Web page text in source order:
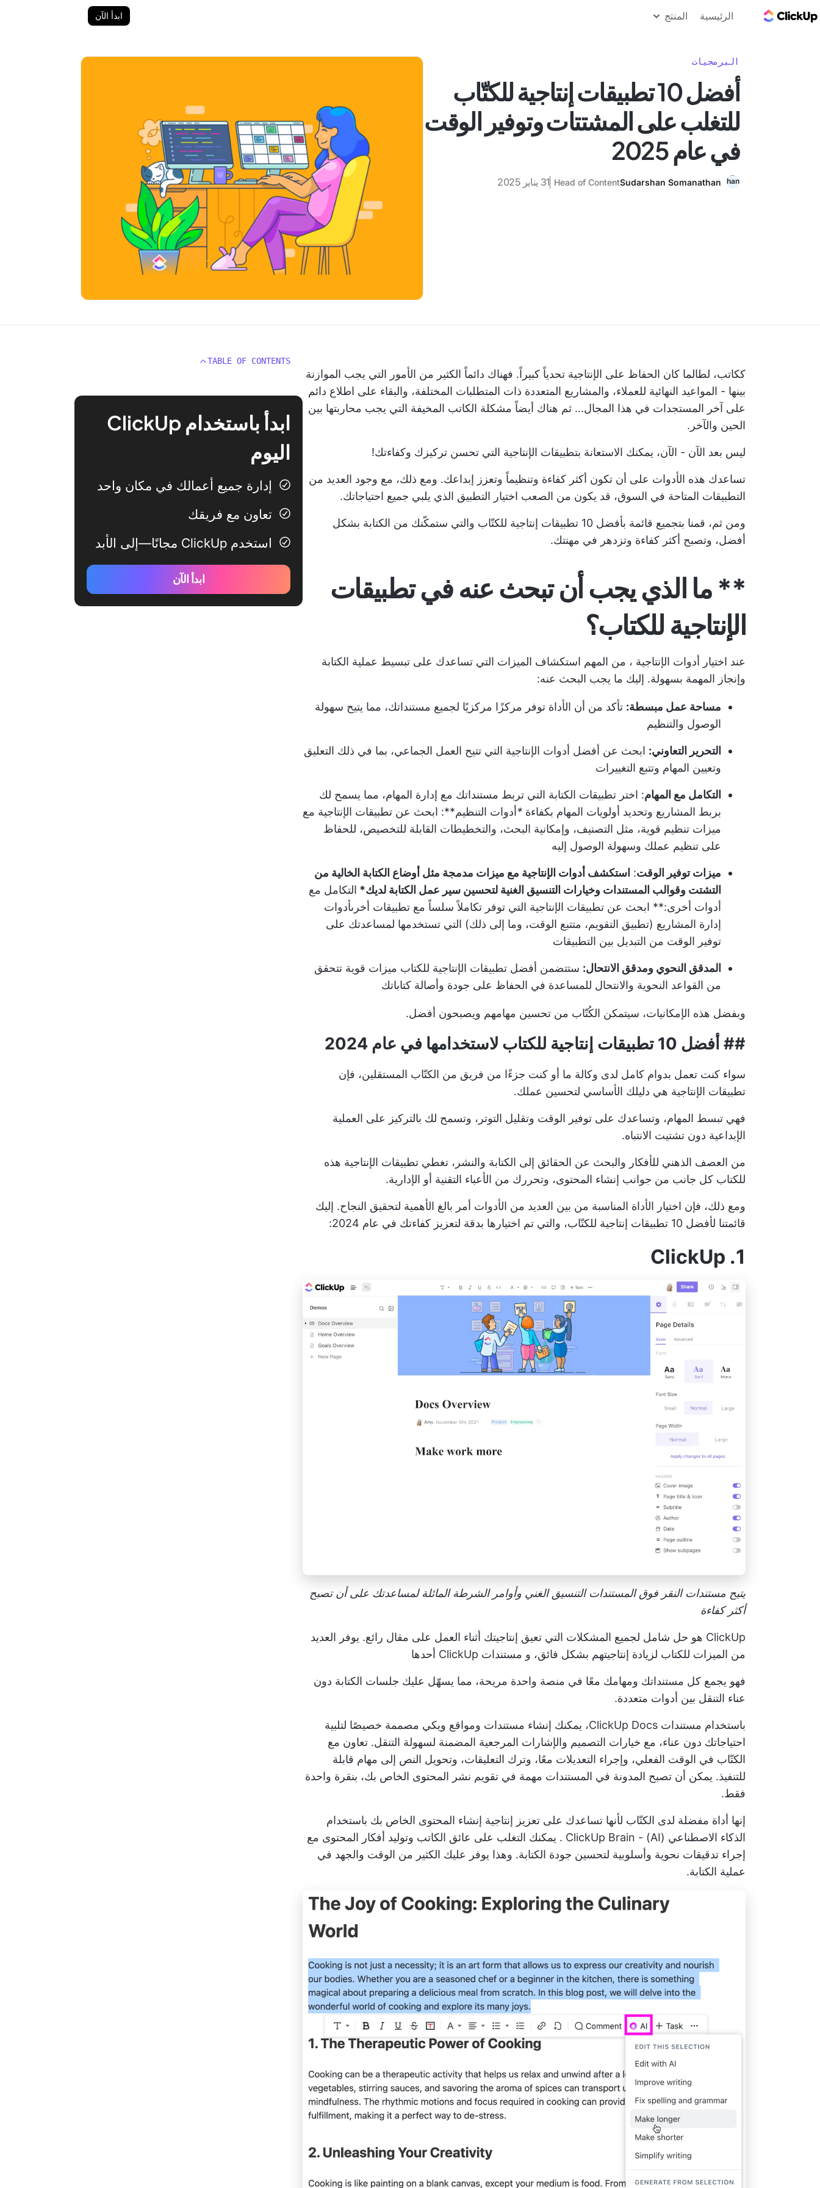
الرئيسية المنتج ابدأ الآن
البرمجيات
أفضل 10 تطبيقات إنتاجية للكتّاب
للتغلب على المشتتات وتوفير الوقت
في عام 2025
Sudarshan Somanathan
Head of Content 31 يناير 2025
ككاتب، لطالما كان الحفاظ على الإنتاجية تحدياً كبيراً. فهناك دائماً الكثير من الأمور التي يجب الموازنة
بينها - المواعيد النهائية للعملاء، والمشاريع المتعددة ذات المتطلبات المختلفة، والبقاء على اطلاع دائم
على آخر المستجدات في هذا المجال... ثم هناك أيضاً مشكلة الكاتب المخيفة التي يجب محاربتها بين
الحين والآخر.
ليس بعد الآن - الآن، يمكنك الاستعانة بتطبيقات الإنتاجية التي تحسن تركيزك وكفاءتك!
تساعدك هذه الأدوات على أن تكون أكثر كفاءة وتنظيماً وتعزز إبداعك. ومع ذلك، مع وجود العديد من
التطبيقات المتاحة في السوق، قد يكون من الصعب اختيار التطبيق الذي يلبي جميع احتياجاتك.
ومن ثم، قمنا بتجميع قائمة بأفضل 10 تطبيقات إنتاجية للكتّاب والتي ستمكّنك من الكتابة بشكل
أفضل، وتصبح أكثر كفاءة وتزدهر في مهنتك.
** ما الذي يجب أن تبحث عنه في تطبيقات
الإنتاجية للكتاب؟
عند اختيار أدوات الإنتاجية ، من المهم استكشاف الميزات التي تساعدك على تبسيط عملية الكتابة
وإنجاز المهمة بسهولة. إليك ما يجب البحث عنه:
مساحة عمل مبسطة: تأكد من أن الأداة توفر مركزًا مركزيًا لجميع مستنداتك، مما يتيح سهولة
الوصول والتنظيم
التحرير التعاوني: ابحث عن أفضل أدوات الإنتاجية التي تتيح العمل الجماعي، بما في ذلك التعليق
وتعيين المهام وتتبع التغييرات
التكامل مع المهام: اختر تطبيقات الكتابة التي تربط مستنداتك مع إدارة المهام، مما يسمح لك
بربط المشاريع وتحديد أولويات المهام بكفاءة *أدوات التنظيم**: ابحث عن تطبيقات الإنتاجية مع
ميزات تنظيم قوية، مثل التصنيف، وإمكانية البحث، والتخطيطات القابلة للتخصيص، للحفاظ
على تنظيم عملك وسهولة الوصول إليه
ميزات توفير الوقت: استكشف أدوات الإنتاجية مع ميزات مدمجة مثل أوضاع الكتابة الخالية من
التشتت وقوالب المستندات وخيارات التنسيق الغنية لتحسين سير عمل الكتابة لديك* التكامل مع
أدوات أخرى:** ابحث عن تطبيقات الإنتاجية التي توفر تكاملاً سلساً مع تطبيقات أخرىأدوات
إدارة المشاريع (تطبيق التقويم، متتبع الوقت، وما إلى ذلك) التي تستخدمها لمساعدتك على
توفير الوقت من التبديل بين التطبيقات
المدقق النحوي ومدقق الانتحال: ستتضمن أفضل تطبيقات الإنتاجية للكتاب ميزات قوية تتحقق
من القواعد النحوية والانتحال للمساعدة في الحفاظ على جودة وأصالة كتاباتك
وبفضل هذه الإمكانيات، سيتمكن الكُتّاب من تحسين مهامهم ويصبحون أفضل.
## أفضل 10 تطبيقات إنتاجية للكتاب لاستخدامها في عام 2024
سواء كنت تعمل بدوام كامل لدى وكالة ما أو كنت جزءًا من فريق من الكتّاب المستقلين، فإن
تطبيقات الإنتاجية هي دليلك الأساسي لتحسين عملك.
فهي تبسط المهام، وتساعدك على توفير الوقت وتقليل التوتر، وتسمح لك بالتركيز على العملية
الإبداعية دون تشتيت الانتباه.
من العصف الذهني للأفكار والبحث عن الحقائق إلى الكتابة والنشر، تغطي تطبيقات الإنتاجية هذه
للكتاب كل جانب من جوانب إنشاء المحتوى، وتحررك من الأعباء التقنية أو الإدارية.
ومع ذلك، فإن اختيار الأداة المناسبة من بين العديد من الأدوات أمر بالغ الأهمية لتحقيق النجاح. إليك
قائمتنا لأفضل 10 تطبيقات إنتاجية للكتّاب، والتي تم اختيارها بدقة لتعزيز كفاءتك في عام 2024:
1. ClickUp
يتيح مستندات النقر فوق المستندات التنسيق الغني وأوامر الشرطة المائلة لمساعدتك على أن تصبح
أكثر كفاءة
ClickUp هو حل شامل لجميع المشكلات التي تعيق إنتاجيتك أثناء العمل على مقال رائع. يوفر العديد
من الميزات للكتاب لزيادة إنتاجيتهم بشكل فائق، و مستندات ClickUp أحدها
فهو يجمع كل مستنداتك ومهامك معًا في منصة واحدة مريحة، مما يسهّل عليك جلسات الكتابة دون
عناء التنقل بين أدوات متعددة.
باستخدام مستندات ClickUp Docs، يمكنك إنشاء مستندات ومواقع ويكي مصممة خصيصًا لتلبية
احتياجاتك دون عناء، مع خيارات التصميم والإشارات المرجعية المضمنة لسهولة التنقل. تعاون مع
الكتّاب في الوقت الفعلي، وإجراء التعديلات معًا، وترك التعليقات، وتحويل النص إلى مهام قابلة
للتنفيذ. يمكن أن تصبح المدونة في المستندات مهمة في تقويم نشر المحتوى الخاص بك، بنقرة واحدة
فقط.
إنها أداة مفضلة لدى الكتّاب لأنها تساعدك على تعزيز إنتاجية إنشاء المحتوى الخاص بك باستخدام
الذكاء الاصطناعي (AI) -
ClickUp Brain . يمكنك التغلب على عائق الكاتب وتوليد أفكار المحتوى مع
إجراء تدقيقات نحوية وأسلوبية لتحسين جودة الكتابة. وهذا يوفر عليك الكثير من الوقت والجهد في
عملية الكتابة.
TABLE OF CONTENTS
ابدأ باستخدام ClickUp
اليوم
إدارة جميع أعمالك في مكان واحد
تعاون مع فريقك
استخدم ClickUp مجانًا—إلى الأبد
ابدأ الآن